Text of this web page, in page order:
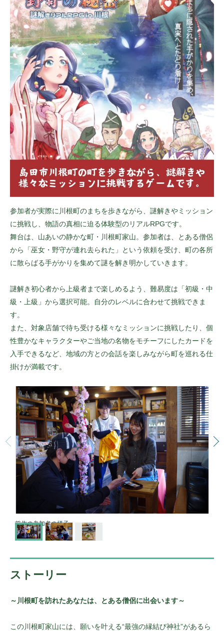
参加者が実際に川根町のまちを歩きながら、謎解きやミッション
に挑戦し、物語の真相に迫る体験型のリアルRPGです。
舞台は、山あいの静かな町・川根町家山。参加者は、とある僧侶
から「巫女・野守が連れ去られた」という依頼を受け、町の各所
に散らばる手がかりを集めて謎を解き明かしていきます。
謎解き初心者から上級者まで楽しめるよう、難易度は「初級・中
級・上級」から選択可能。自分のレベルに合わせて挑戦できま
す。
また、対象店舗で待ち受ける様々なミッションに挑戦したり、個
性豊かなキャラクターやご当地の名物をモチーフにしたカードを
入手できるなど、地域の方との会話を楽しみながら町を巡れる仕
掛けが満載です。
前作の参加者の様子
ストーリー
～川根町を訪れたあなたは、とある僧侶に出会います～
この川根町家山には、願いを叶える“最強の縁結び神社”があるら